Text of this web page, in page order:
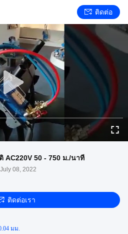
ติดต่อ
AC220V 50 - 750 ม./นาที
July 08, 2022
ติดต่อเรา
มม.